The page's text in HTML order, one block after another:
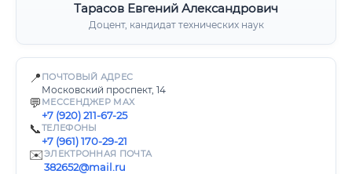
Тарасов Евгений Александрович
Доцент, кандидат технических наук
📍 ПОЧТОВЫЙ АДРЕС
Московский проспект, 14
💬 МЕССЕНДЖЕР MAX
+7 (920) 211-67-25
📞ТЕЛЕФОНЫ
+7 (961) 170-29-21
✉️ЭЛЕКТРОННАЯ ПОЧТА
382652@mail.ru